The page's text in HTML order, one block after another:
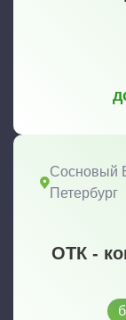
Сосновый
Петербург
ОТК -